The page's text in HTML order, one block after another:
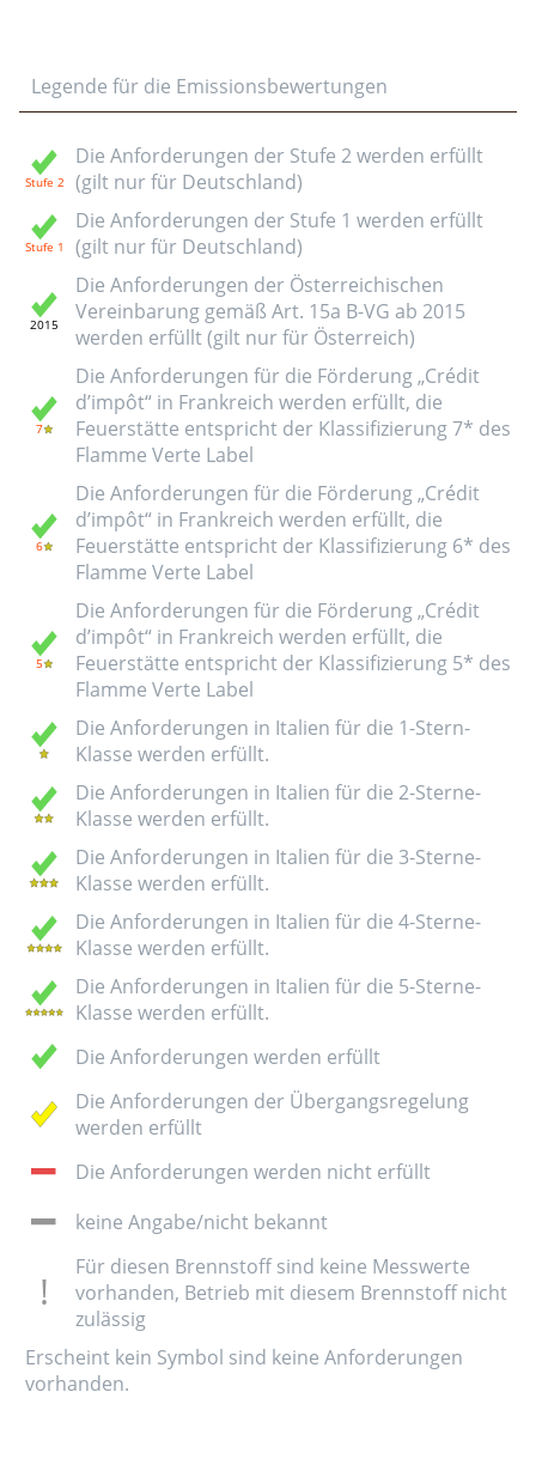
Legende für die Emissionsbewertungen
Die Anforderungen der Stufe 2 werden erfüllt
(gilt nur für Deutschland)
Die Anforderungen der Stufe 1 werden erfüllt
(gilt nur für Deutschland)
Die Anforderungen der Österreichischen
Vereinbarung gemäß Art. 15a B-VG ab 2015
werden erfüllt (gilt nur für Österreich)
Die Anforderungen für die Förderung „Crédit
d’impôt“ in Frankreich werden erfüllt, die
Feuerstätte entspricht der Klassifizierung 7* des
Flamme Verte Label
Die Anforderungen für die Förderung „Crédit
d’impôt“ in Frankreich werden erfüllt, die
Feuerstätte entspricht der Klassifizierung 6* des
Flamme Verte Label
Die Anforderungen für die Förderung „Crédit
d’impôt“ in Frankreich werden erfüllt, die
Feuerstätte entspricht der Klassifizierung 5* des
Flamme Verte Label
Die Anforderungen in Italien für die 1-Stern-
Klasse werden erfüllt.
Die Anforderungen in Italien für die 2-Sterne-
Klasse werden erfüllt.
Die Anforderungen in Italien für die 3-Sterne-
Klasse werden erfüllt.
Die Anforderungen in Italien für die 4-Sterne-
Klasse werden erfüllt.
Die Anforderungen in Italien für die 5-Sterne-
Klasse werden erfüllt.
Die Anforderungen werden erfüllt
Die Anforderungen der Übergangsregelung
werden erfüllt
Die Anforderungen werden nicht erfüllt
keine Angabe/nicht bekannt
Für diesen Brennstoff sind keine Messwerte
vorhanden, Betrieb mit diesem Brennstoff nicht
zulässig
Erscheint kein Symbol sind keine Anforderungen
vorhanden.